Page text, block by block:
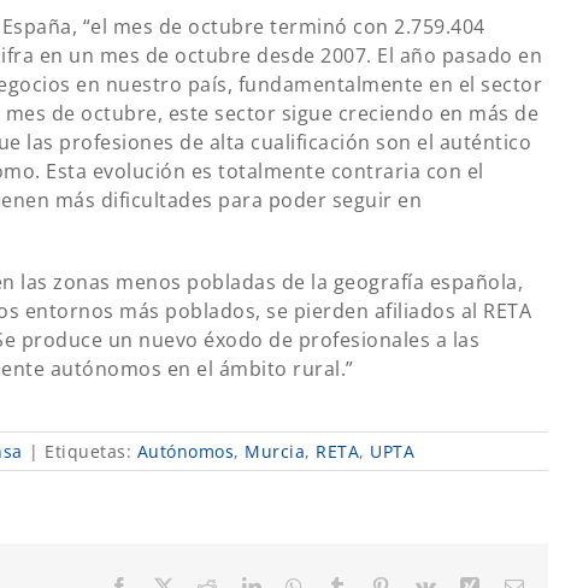
“el mes de octubre terminó con 2.759.404
en un mes de octubre desde 2007. El año pasado en
en nuestro país, fundamentalmente en el sector
de octubre, este sector sigue creciendo en más de
las profesiones de alta cualificación son el auténtico
Esta evolución es totalmente contraria con el
más dificultades para poder seguir en
las zonas menos pobladas de la geografía española,
entornos más poblados, se pierden afiliados al RETA
produce un nuevo éxodo de profesionales a las
autónomos en el ámbito rural.”
| Etiquetas: Autónomos, Murcia, RETA, UPTA